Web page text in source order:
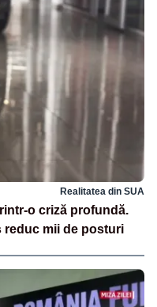
Realitatea din SUA
o criză profundă.
reduc mii de posturi